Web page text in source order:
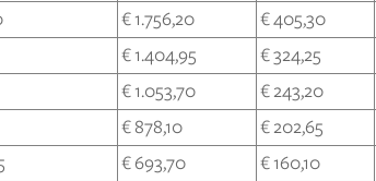
€ 1.756,20 € 405,30
€ 1.404,95 € 324,25
€ 1.053,70 € 243,20
€ 878,10 € 202,65
€ 693,70 € 160,10